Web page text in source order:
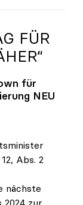
FÜR
für
NEU
Abs. 2
nächste
2024 zur